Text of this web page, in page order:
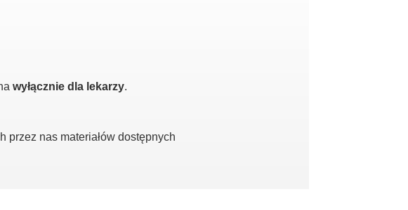
wyłącznie dla lekarzy.
przez nas materiałów dostępnych